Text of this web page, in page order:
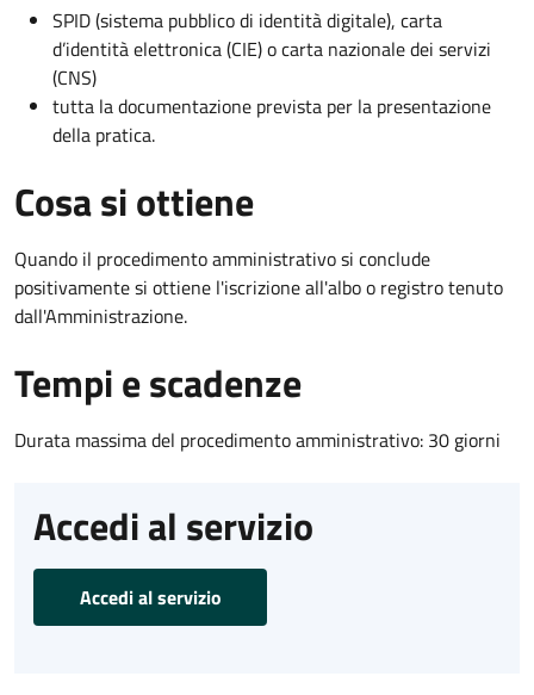
SPID (sistema pubblico di identità digitale), carta
d’identità elettronica (CIE) o carta nazionale dei servizi
(CNS)
tutta la documentazione prevista per la presentazione
della pratica.
Cosa si ottiene
Quando il procedimento amministrativo si conclude
positivamente si ottiene l'iscrizione all'albo o registro tenuto
dall'Amministrazione.
Tempi e scadenze
Durata massima del procedimento amministrativo: 30 giorni
Accedi al servizio
Accedi al servizio